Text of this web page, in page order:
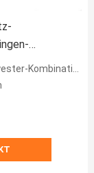
Kombinationsseil